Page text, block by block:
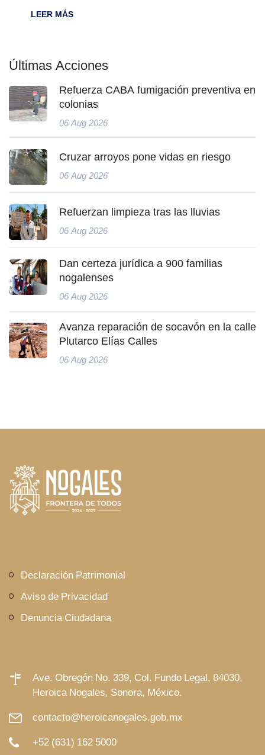
LEER MÁS
Últimas Acciones
Refuerza CABA fumigación preventiva en
colonias
06 Aug 2026
Cruzar arroyos pone vidas en riesgo
06 Aug 2026
Refuerzan limpieza tras las lluvias
06 Aug 2026
Dan certeza jurídica a 900 familias
nogalenses
06 Aug 2026
Avanza reparación de socavón en la calle
Plutarco Elías Calles
06 Aug 2026
Declaración Patrimonial
Aviso de Privacidad
Denuncia Ciudadana
Ave. Obregón No. 339, Col. Fundo Legal, 84030,
Heroica Nogales, Sonora, México.
contacto@heroicanogales.gob.mx
+52 (631) 162 5000